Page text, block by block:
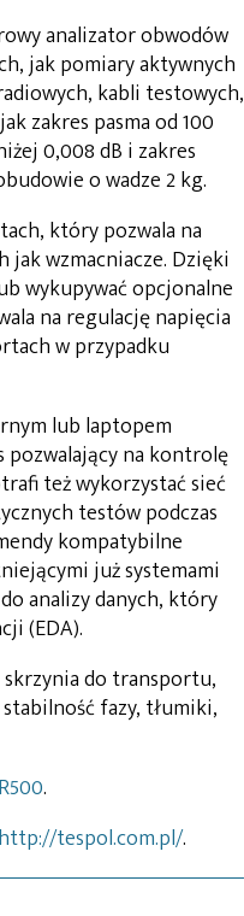
analizator obwodów
jak pomiary aktywnych
kabli testowych,
zakres pasma od 100
0,008 dB i zakres
o wadze 2 kg.
który pozwala na
jak wzmacniacze. Dzięki
wykupywać opcjonalne
na regulację napięcia
w przypadku
lub laptopem
pozwalający na kontrolę
też wykorzystać sieć
testów podczas
kompatybilne
już systemami
analizy danych, który
(EDA).
do transportu,
fazy, tłumiki,
.
http://tespol.com.pl/.